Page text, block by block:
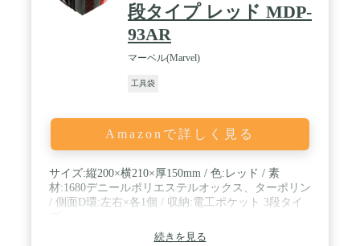
段タイプ レッド MDP-
93AR
マーベル(Marvel)
工具袋
Amazonで詳しく見る
サイズ:縦200×横210×厚150mm / 色:レッド / 素
材:1680デニールポリエステルオックス、ターポリン
/ 側面D環:左右×各1個 / 収納:電工ポケット 3段タイ
続きを見る